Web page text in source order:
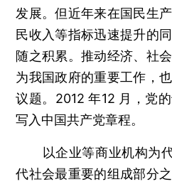
发展。但近年来在国民生
民收入等指标迅速提升的
随之积累。推动经济、社
为我国政府的重要工作，
议题。 2012 年12 月，党
写入中国共产党章程。
以企业等商业机构为代
代社会最重要的组成部分